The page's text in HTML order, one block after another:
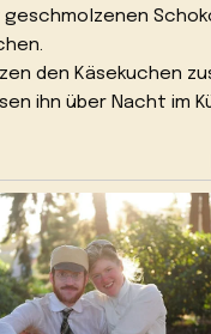
den Käsekuchen
ihn über Nacht im